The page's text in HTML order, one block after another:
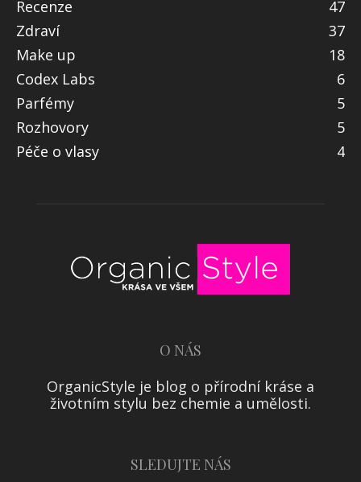
Recenze
47
Zdraví
37
Make up
18
Codex Labs
6
Parfémy
5
Rozhovory
5
Péče o vlasy
4
O NÁS
OrganicStyle je blog o přírodní kráse a
životním stylu bez chemie a umělosti.
SLEDUJTE NÁS